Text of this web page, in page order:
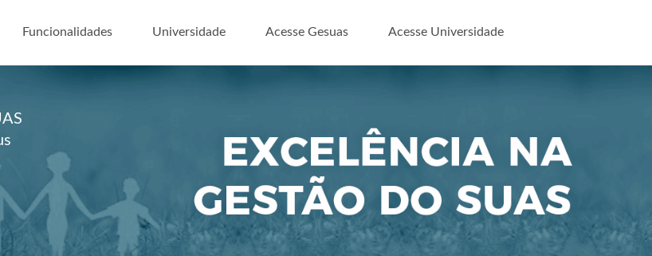
Funcionalidades Universidade Acesse Gesuas Acesse Universidade